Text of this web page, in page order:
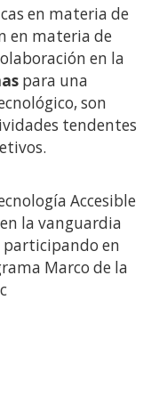
en materia de
en materia de
en la
para una
son
tendentes
Accesible
la vanguardia
participando en
Marco de la